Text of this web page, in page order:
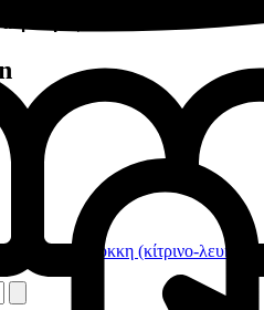
Λεπτόκοκκη (κίτρινο-λευκό)